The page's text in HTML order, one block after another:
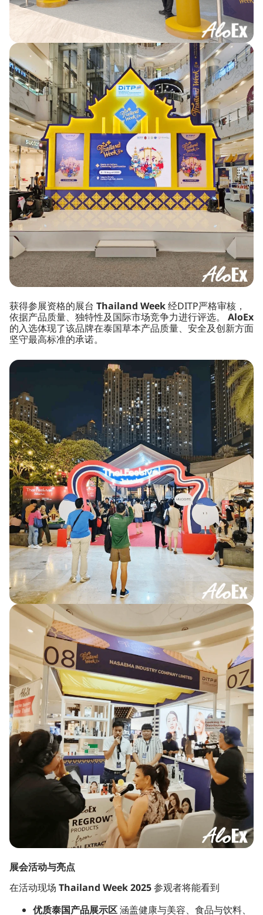
获得参展资格的展台 Thailand Week经DITP严格审核，
依据产品质量、独特性及国际市场竞争力进行评选。 AloEx
的入选体现了该品牌在泰国草本产品质量、安全及创新方面
坚守最高标准的承诺。
展会活动与亮点
在活动现场 Thailand Week 2025参观者将能看到
优质泰国产品展示区涵盖健康与美容、食品与饮料、